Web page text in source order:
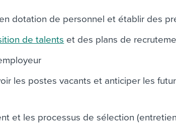
dotation de personnel et établir des
de talents et des plans de
les postes vacants et anticiper les
et les processus de sélection